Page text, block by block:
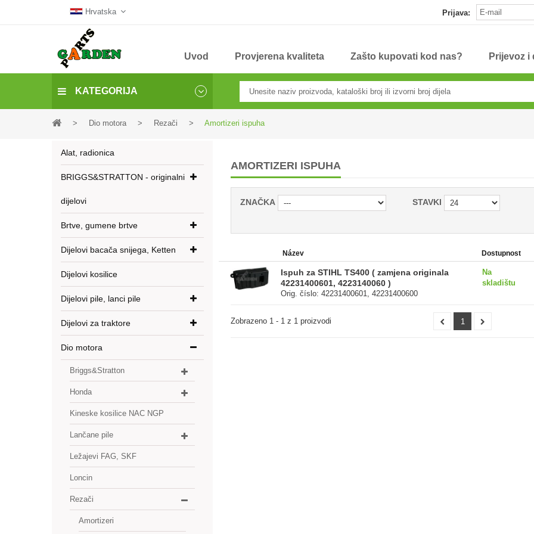
Hrvatska Prijava:
Uvod Provjerena kvaliteta Zašto kupovati kod nas? Prijevoz i
KATEGORIJA
> Dio motora > Rezači > Amortizeri ispuha
Alat, radionica
BRIGGS&STRATTON - originalni
dijelovi
Brtve, gumene brtve
Dijelovi bacača snijega, Ketten
Dijelovi kosilice
Dijelovi pile, lanci pile
Dijelovi za traktore
Dio motora
Briggs&Stratton
Honda
Kineske kosilice NAC NGP
Lančane pile
Ležajevi FAG, SKF
Loncin
Rezači
Amortizeri
AMORTIZERI ISPUHA
ZNAČKA STAVKI
Název Dostupnost
Ispuh za STIHL TS400 ( zamjena originala
42231400601, 4223140060 )
Orig. číslo: 42231400601, 42231400600
Na
skladištu
1
Zobrazeno 1 - 1 z 1 proizvodi